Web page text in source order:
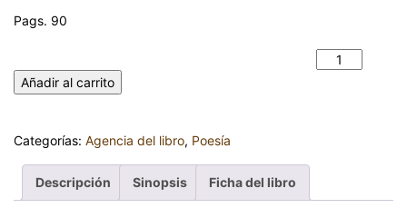
Pags. 90
Añadir al carrito
Categorías: Agencia del libro, Poesía
Descripción Sinopsis Ficha del libro